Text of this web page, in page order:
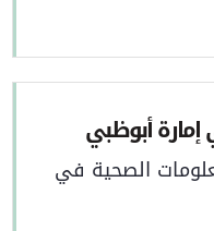
إمارة أبوظبي
الصحية في